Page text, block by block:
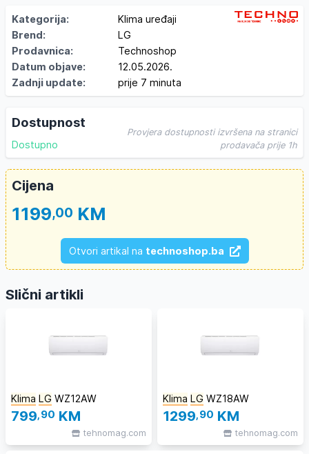
Kategorija:
Klima uređaji
Brend:
LG
Prodavnica:
Technoshop
Datum objave:
12.05.2026.
Zadnji update:
prije 7 minuta
Dostupnost
Dostupno
Provjera dostupnosti izvršena na stranici
prodavača prije 1h
Cijena
1199,00 KM
Otvori artikal na technoshop.ba
Slični artikli
Klima LG WZ12AW
799,90 KM
tehnomag.com
Klima LG WZ18AW
1299,90 KM
tehnomag.com